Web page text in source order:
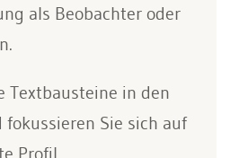
als Beobachter oder
Textbausteine in den
Sie sich auf
Profil.